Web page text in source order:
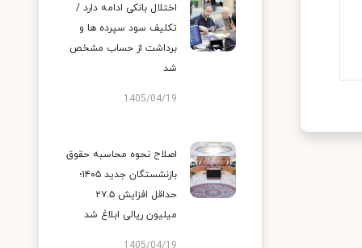
اختلال بانکی ادامه دارد /
تکلیف سود سپرده ها و
برداشت از حساب مشخص
شد
1405/04/19
اصلاح نحوه محاسبه حقوق
بازنشستگان جدید ۱۴۰۵؛
حداقل افزایش ۲۷.۵
میلیون ریالی ابلاغ شد